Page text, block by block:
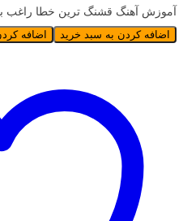
آموزش آهنگ قشنگ ترین خطا راغب با
اضافه کردن به سبد خرید اضافه